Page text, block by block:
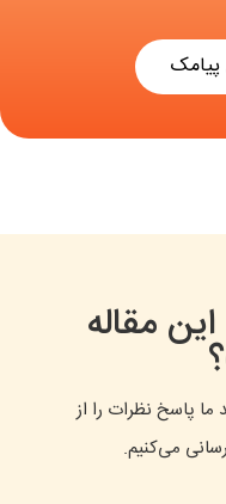
پیامک
مقاله
ما پاسخ نظرات را از
می‌کنیم.